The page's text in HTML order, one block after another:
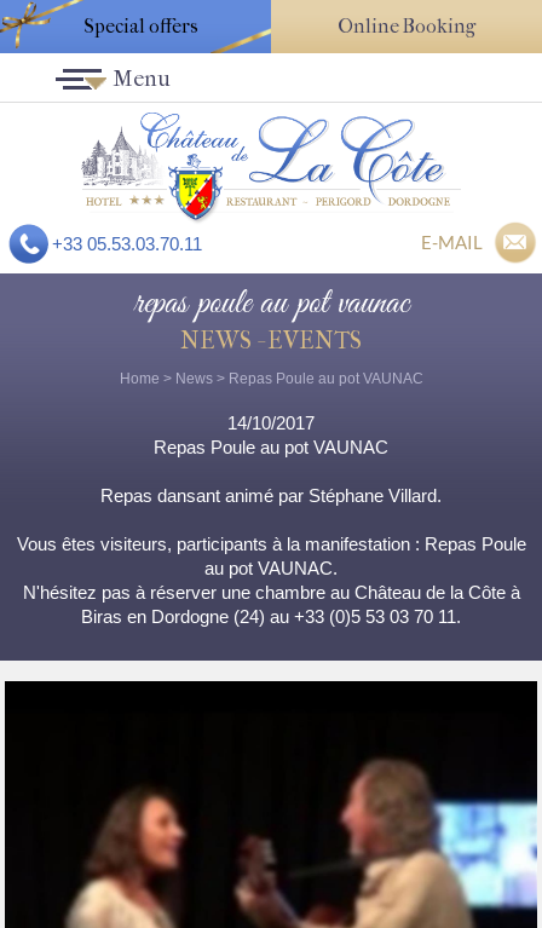
Special offers Online Booking
+33 05.53.03.70.11 E-MAIL
Menu
repas poule au pot vaunac
NEWS - EVENTS
Home > News> Repas Poule au pot VAUNAC
14/10/2017
Repas Poule au pot VAUNAC
Repas dansant animé par Stéphane Villard.
Vous êtes visiteurs, participants à la manifestation : Repas Poule
au pot VAUNAC.
N'hésitez pas à réserver une chambre au Château de la Côte à
Biras en Dordogne (24) au +33 (0)5 53 03 70 11.